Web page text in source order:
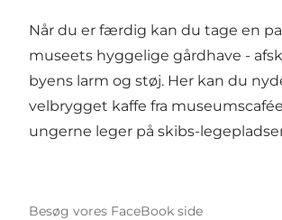
Når du er færdig kan du tage en
museets hyggelige gårdhave -
byens larm og støj. Her kan du
velbrygget kaffe fra
ungerne leger på skibs-
Besøg vores FaceBook side